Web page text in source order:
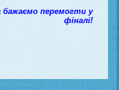
перемогти у
фіналі!